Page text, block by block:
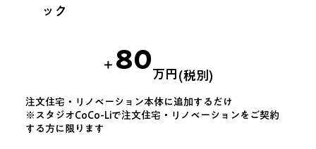
ック
80
万円 (税別)
＋
注文住宅・リノベーション本体に追加するだけ
※スタジオCoCo-Liで注文住宅・リノベーションをご契約
する方に限ります